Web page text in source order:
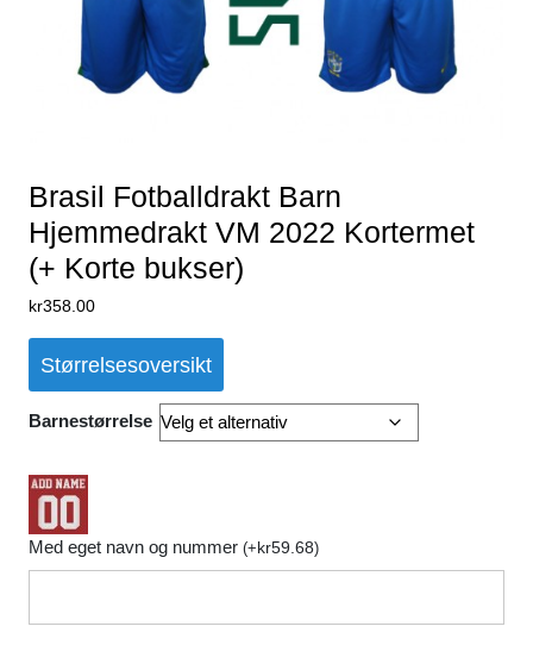
Brasil Fotballdrakt Barn
Hjemmedrakt VM 2022 Kortermet
(+ Korte bukser)
kr358.00
Størrelsesoversikt
Barnestørrelse
Med eget navn og nummer (+kr59.68)